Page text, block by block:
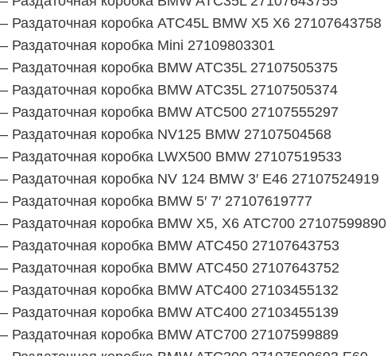
– Раздаточная коробка ATC45L BMW X5 X6 27107643758
– Раздаточная коробка Mini 27109803301
– Раздаточная коробка BMW ATC35L 27107505375
– Раздаточная коробка BMW ATC35L 27107505374
– Раздаточная коробка BMW ATC500 27107555297
– Раздаточная коробка NV125 BMW 27107504568
– Раздаточная коробка LWX500 BMW 27107519533
– Раздаточная коробка NV 124 BMW 3′ Е46 27107524919
– Раздаточная коробка BMW 5′ 7′ 27107619777
– Раздаточная коробка BMW X5, X6 АТС700 27107599890
– Раздаточная коробка BMW АТС450 27107643753
– Раздаточная коробка BMW АТС450 27107643752
– Раздаточная коробка BMW ATC400 27103455132
– Раздаточная коробка BMW ATC400 27103455139
– Раздаточная коробка BMW ATC700 27107599889